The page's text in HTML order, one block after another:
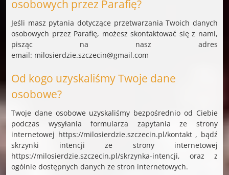
osobowych przez Parafię?
Jeśli masz pytania dotyczące przetwarzania Twoich danych
osobowych przez Parafię, możesz skontaktować się z nami,
pisząc na nasz adres
email: milosierdzie.szczecin@gmail.com
Od kogo uzyskaliśmy Twoje dane
osobowe?
Twoje dane osobowe uzyskaliśmy bezpośrednio od Ciebie
podczas wysyłania formularza zapytania ze strony
internetowej https://milosierdzie.szczecin.pl/kontakt , bądź
skrzynki intencji ze strony internetowej
https://milosierdzie.szczecin.pl/skrzynka-intencji, oraz z
ogólnie dostępnych danych ze stron internetowych.